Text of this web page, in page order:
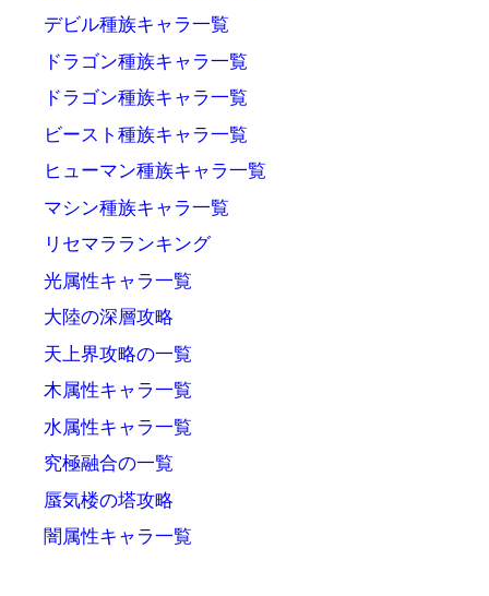
デビル種族キャラ一覧
ドラゴン種族キャラ一覧
ドラゴン種族キャラ一覧
ビースト種族キャラ一覧
ヒューマン種族キャラ一覧
マシン種族キャラ一覧
リセマラランキング
光属性キャラ一覧
大陸の深層攻略
天上界攻略の一覧
木属性キャラ一覧
水属性キャラ一覧
究極融合の一覧
蜃気楼の塔攻略
闇属性キャラ一覧